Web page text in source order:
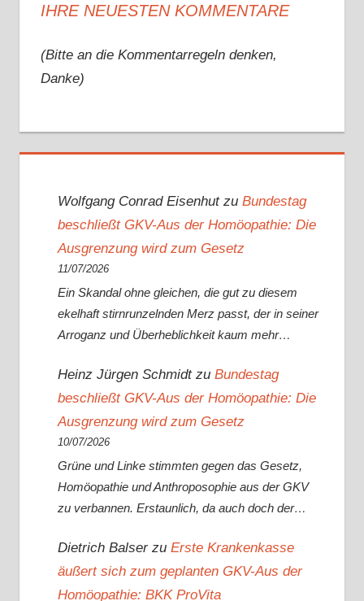
IHRE NEUESTEN KOMMENTARE
(Bitte an die Kommentarregeln denken,
Danke)
Wolfgang Conrad Eisenhutzu Bundestag
beschließt GKV-Aus der Homöopathie: Die
Ausgrenzung wird zum Gesetz
11/07/2026
Ein Skandal ohne gleichen, die gut zu diesem
ekelhaft stirnrunzelnden Merz passt, der in seiner
Arroganz und Überheblichkeit kaum mehr…
Heinz Jürgen Schmidtzu Bundestag
beschließt GKV-Aus der Homöopathie: Die
Ausgrenzung wird zum Gesetz
10/07/2026
Grüne und Linke stimmten gegen das Gesetz,
Homöopathie und Anthroposophie aus der GKV
zu verbannen. Erstaunlich, da auch doch der…
Dietrich Balserzu Erste Krankenkasse
äußert sich zum geplanten GKV-Aus der
Homöopathie: BKK ProVita